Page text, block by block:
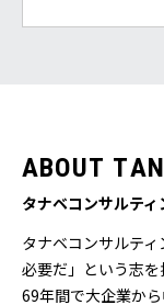
ABOUT TA
タナベコンサルテ
タナベコンサルテ
必要だ」という志
69年間で大企業か